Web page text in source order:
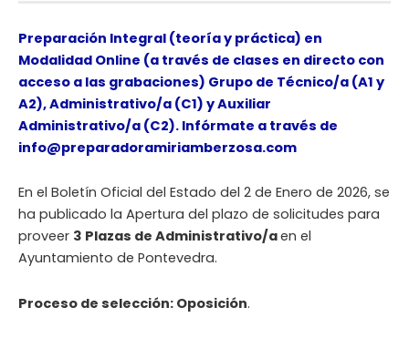
Preparación Integral (teoría y práctica) en
Modalidad Online (a través de clases en directo con
acceso a las grabaciones) Grupo de Técnico/a (A1 y
A2), Administrativo/a (C1) y Auxiliar
Administrativo/a (C2). Infórmate a través de
info@preparadoramiriamberzosa.com
En el Boletín Oficial del Estado del 2 de Enero de 2026, se
ha publicado la Apertura del plazo de solicitudes para
proveer 3 Plazas de Administrativo/aen el
Ayuntamiento de Pontevedra.
Proceso de selección: Oposición.